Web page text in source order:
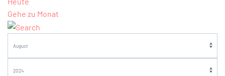
Gehe zu Monat